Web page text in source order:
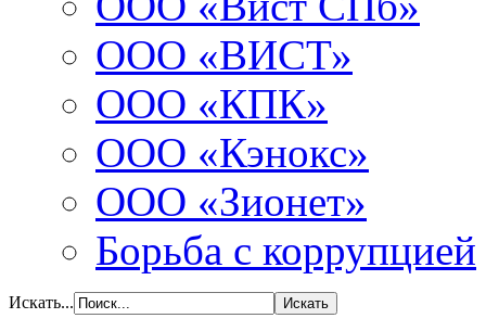
ООО «ВИСТ»
ООО «КПК»
ООО «Кэнокс»
ООО «Зионет»
Борьба с коррупцией
Искать...